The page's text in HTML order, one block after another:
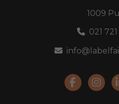
1009
021